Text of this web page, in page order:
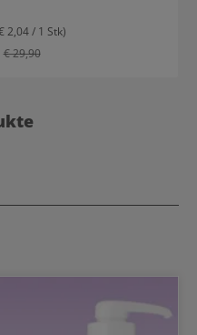
2,04 / 1 Stk)
Regulärer Preis:
€ 29,90